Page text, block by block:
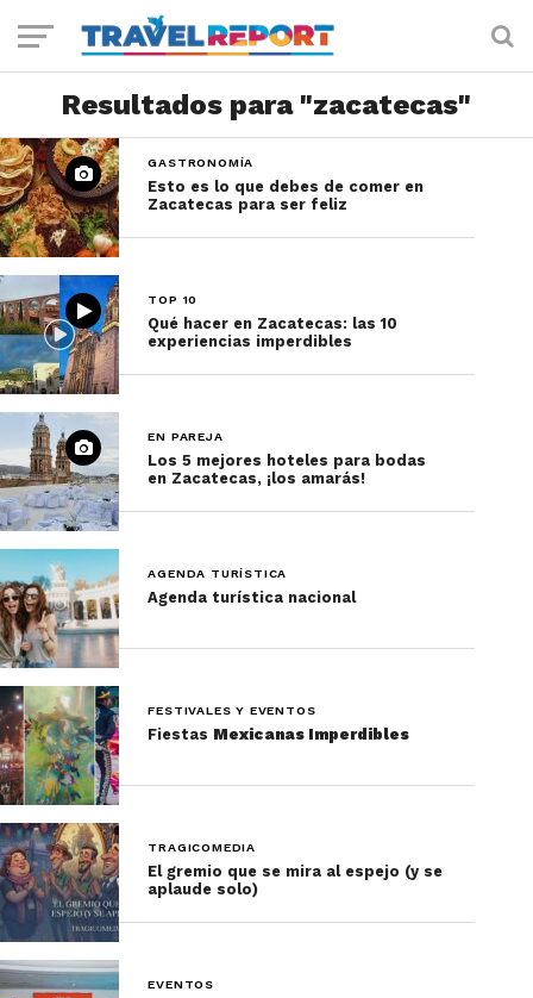
Resultados para "zacatecas"
GASTRONOMÍA
Esto es lo que debes de comer en
Zacatecas para ser feliz
TOP 10
Qué hacer en Zacatecas: las 10
experiencias imperdibles
EN PAREJA
Los 5 mejores hoteles para bodas
en Zacatecas, ¡los amarás!
AGENDA TURÍSTICA
Agenda turística nacional
FESTIVALES Y EVENTOS
Fiestas Mexicanas Imperdibles
TRAGICOMEDIA
El gremio que se mira al espejo (y se
aplaude solo)
EVENTOS